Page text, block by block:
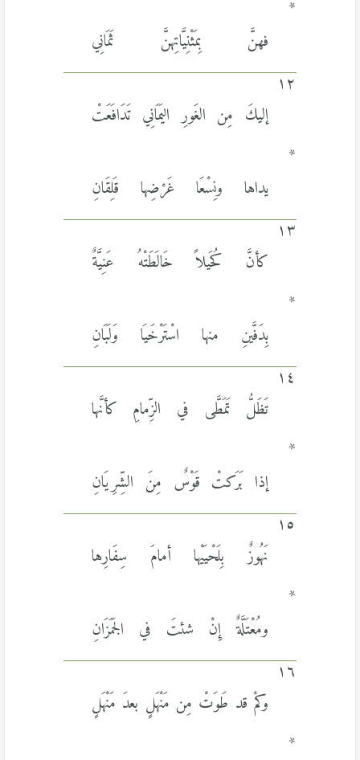
*
فهنَّ بِمَثْنِيَّاتِهنَّ ثَمَانِي
١٢
إليكَ مِن الغَورِ اليَمَانِي تَدَافَعَتْ
*
يداها ونِسْعَا غَرْضِها قَلِقَانِ
١٣
كأنَّ كُحَيلاً خَالَطَتْهُ عَنِيَّةٌ
*
بِدَفَّينِ منها اسْتَرْخَيَا وَلَبَانِ
١٤
تَظَلُّ تَمَطَّى في الزِّمامِ كأنَّها
*
إذا بَرَكتْ قَوْسٌ مِنَ الشِّرِيَانِ
١٥
نَهُوزٌ بِلَحْيَيْها أمامَ سِفَارِها
*
ومُعْتَلَّةٌ إِنْ شئتَ في الجَمَزَانِ
١٦
وكمْ قد طَوَتْ مِن مَنْهَلٍ بعدَ مَنْهَلٍ
*